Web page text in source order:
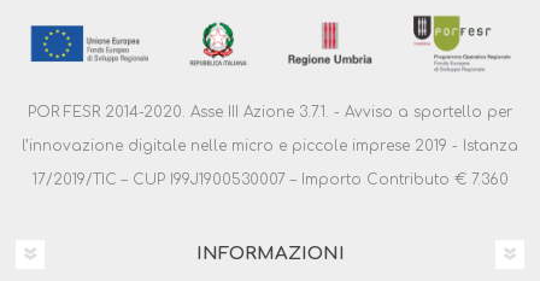
POR FESR 2014-2020. Asse III Azione 3.7.1. - Avviso a sportello per
l’innovazione digitale nelle micro e piccole imprese 2019 - Istanza
17/2019/TIC – CUP I99J1900530007 – Importo Contributo € 7.360
INFORMAZIONI